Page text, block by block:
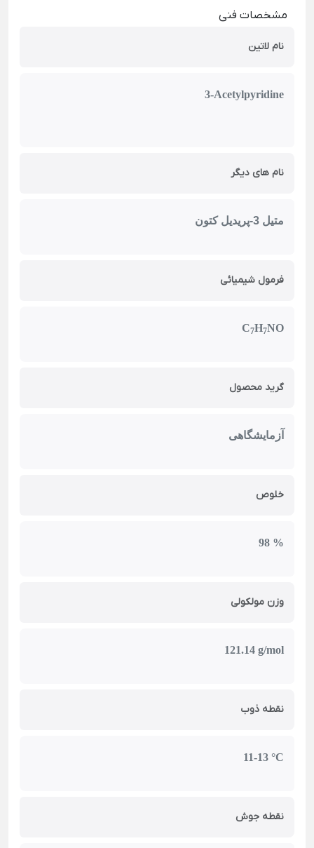
مشخصات فنی
نام لاتین
3-Acetylpyridine
نام های دیگر
متیل 3-پریدیل کتون
فرمول شیمیائی
C7H7NO
گرید محصول
آزمایشگاهی
خلوص
98 %
وزن مولکولی
121.14 g/mol
نقطه ذوب
11-13 °C
نقطه جوش